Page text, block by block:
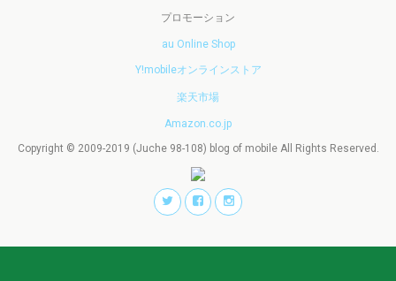
プロモーション
au Online Shop
Y!mobileオンラインストア
楽天市場
Amazon.co.jp
Copyright © 2009-2019 (Juche 98-108) blog of mobile All Rights Reserved.